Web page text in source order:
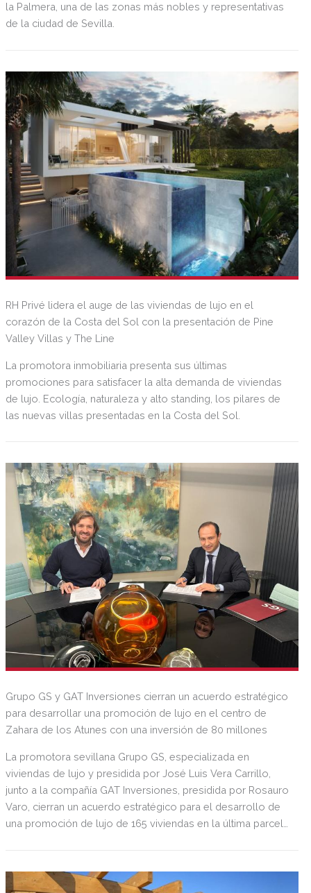
la Palmera, una de las zonas más nobles y representativas
de la ciudad de Sevilla.
RH Privé lidera el auge de las viviendas de lujo en el
corazón de la Costa del Sol con la presentación de Pine
Valley Villas y The Line
La promotora inmobiliaria presenta sus últimas
promociones para satisfacer la alta demanda de viviendas
de lujo. Ecología, naturaleza y alto standing, los pilares de
las nuevas villas presentadas en la Costa del Sol.
Grupo GS y GAT Inversiones cierran un acuerdo estratégico
para desarrollar una promoción de lujo en el centro de
Zahara de los Atunes con una inversión de 80 millones
La promotora sevillana Grupo GS, especializada en
viviendas de lujo y presidida por José Luis Vera Carrillo,
junto a la compañía GAT Inversiones, presidida por Rosauro
Varo, cierran un acuerdo estratégico para el desarrollo de
una promoción de lujo de 165 viviendas en la última parcela
ubicación, sus zonas comunes de disfrute compuesta por
piscina, solárium, zona chill out y complejo deportivo, así